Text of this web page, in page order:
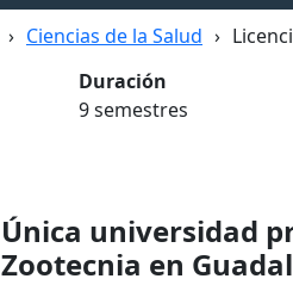
Ciencias de la Salud
Duración
9 semestres
Única universidad
Zootecnia en